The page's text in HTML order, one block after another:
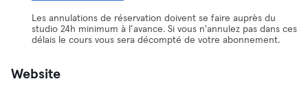
Les annulations de réservation doivent se faire auprès du
studio 24h minimum à l’avance. Si vous n'annulez pas dans ces
délais le cours vous sera décompté de votre abonnement.
Website